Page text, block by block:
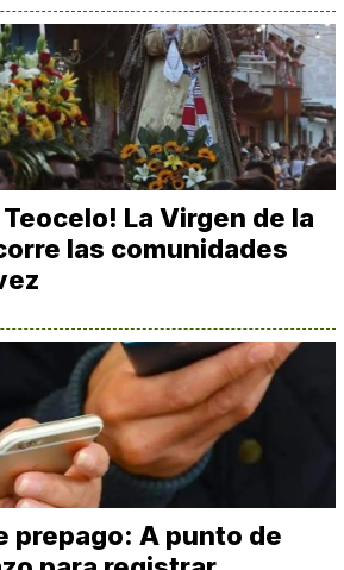
La Virgen de la
las comunidades
prepago: A punto de